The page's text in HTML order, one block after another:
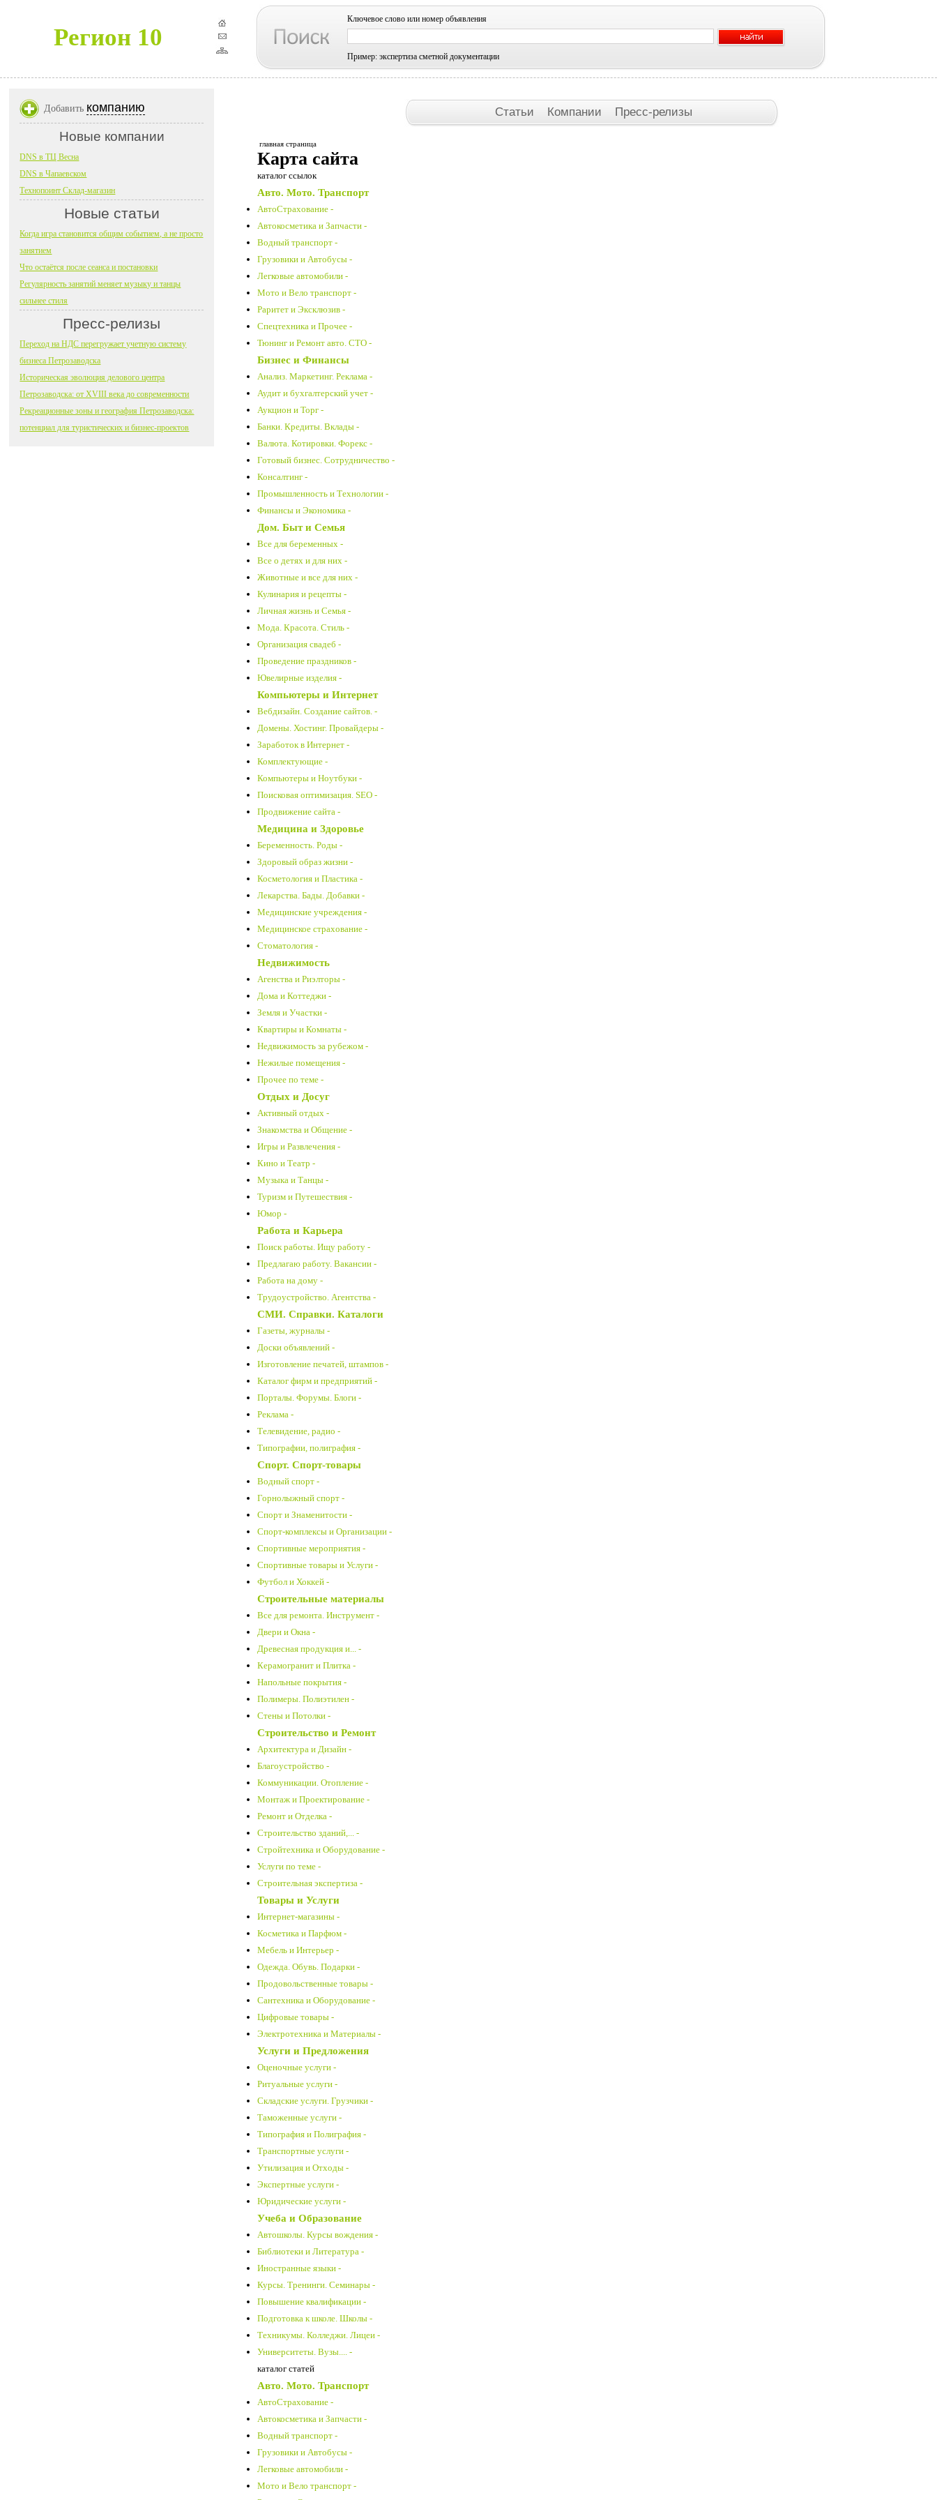
Регион 10
Ключевое слово или номер объявления
Пример: экспертиза сметной документации
Статьи Компании Пресс-релизы
главная страница
Карта сайта
каталог ссылок
Авто. Мото. Транспорт
АвтоСтрахование -
Автокосметика и Запчасти -
Водный транспорт -
Грузовики и Автобусы -
Легковые автомобили -
Мото и Вело транспорт -
Раритет и Эксклюзив -
Спецтехника и Прочее -
Тюнинг и Ремонт авто. СТО -
Бизнес и Финансы
Анализ. Маркетинг. Реклама -
Аудит и бухгалтерский учет -
Аукцион и Торг -
Банки. Кредиты. Вклады -
Валюта. Котировки. Форекс -
Готовый бизнес. Сотрудничество -
Консалтинг -
Промышленность и Технологии -
Финансы и Экономика -
Дом. Быт и Семья
Все для беременных -
Все о детях и для них -
Животные и все для них -
Кулинария и рецепты -
Личная жизнь и Семья -
Мода. Красота. Стиль -
Организация свадеб -
Проведение праздников -
Ювелирные изделия -
Компьютеры и Интернет
Вебдизайн. Создание сайтов. -
Домены. Хостинг. Провайдеры -
Заработок в Интернет -
Комплектующие -
Компьютеры и Ноутбуки -
Поисковая оптимизация. SEO -
Продвижение сайта -
Медицина и Здоровье
Беременность. Роды -
Здоровый образ жизни -
Косметология и Пластика -
Лекарства. Бады. Добавки -
Медицинские учреждения -
Медицинское страхование -
Стоматология -
Недвижимость
Агенства и Риэлторы -
Дома и Коттеджи -
Земля и Участки -
Квартиры и Комнаты -
Недвижимость за рубежом -
Нежилые помещения -
Прочее по теме -
Отдых и Досуг
Активный отдых -
Знакомства и Общение -
Игры и Развлечения -
Кино и Театр -
Музыка и Танцы -
Туризм и Путешествия -
Юмор -
Работа и Карьера
Поиск работы. Ищу работу -
Предлагаю работу. Вакансии -
Работа на дому -
Трудоустройство. Агентства -
СМИ. Справки. Каталоги
Газеты, журналы -
Доски объявлений -
Изготовление печатей, штампов -
Каталог фирм и предприятий -
Порталы. Форумы. Блоги -
Реклама -
Телевидение, радио -
Типографии, полиграфия -
Спорт. Спорт-товары
Водный спорт -
Горнолыжный спорт -
Спорт и Знаменитости -
Спорт-комплексы и Организации -
Спортивные мероприятия -
Спортивные товары и Услуги -
Футбол и Хоккей -
Строительные материалы
Все для ремонта. Инструмент -
Двери и Окна -
Древесная продукция и... -
Керамогранит и Плитка -
Напольные покрытия -
Полимеры. Полиэтилен -
Стены и Потолки -
Строительство и Ремонт
Архитектура и Дизайн -
Благоустройство -
Коммуникации. Отопление -
Монтаж и Проектирование -
Ремонт и Отделка -
Строительство зданий,... -
Стройтехника и Оборудование -
Услуги по теме -
Строительная экспертиза -
Товары и Услуги
Интернет-магазины -
Косметика и Парфюм -
Мебель и Интерьер -
Одежда. Обувь. Подарки -
Продовольственные товары -
Сантехника и Оборудование -
Цифровые товары -
Электротехника и Материалы -
Услуги и Предложения
Оценочные услуги -
Ритуальные услуги -
Складские услуги. Грузчики -
Таможенные услуги -
Типография и Полиграфия -
Транспортные услуги -
Утилизация и Отходы -
Экспертные услуги -
Юридические услуги -
Учеба и Образование
Автошколы. Курсы вождения -
Библиотеки и Литература -
Иностранные языки -
Курсы. Тренинги. Семинары -
Повышение квалификации -
Подготовка к школе. Школы -
Техникумы. Колледжи. Лицеи -
Университеты. Вузы.... -
каталог статей
Авто. Мото. Транспорт
АвтоСтрахование -
Автокосметика и Запчасти -
Водный транспорт -
Грузовики и Автобусы -
Легковые автомобили -
Мото и Вело транспорт -
Добавить компанию
Новые компании
DNS в ТЦ Весна
DNS в Чапаевском
Технопоинт Склад-магазин
Новые статьи
Когда игра становится общим событием, а не просто
занятием
Что остаётся после сеанса и постановки
Регулярность занятий меняет музыку и танцы
сильнее стиля
Пресс-релизы
Переход на НДС перегружает учетную систему
бизнеса Петрозаводска
Историческая эволюция делового центра
Петрозаводска: от XVIII века до современности
Рекреационные зоны и география Петрозаводска:
потенциал для туристических и бизнес-проектов